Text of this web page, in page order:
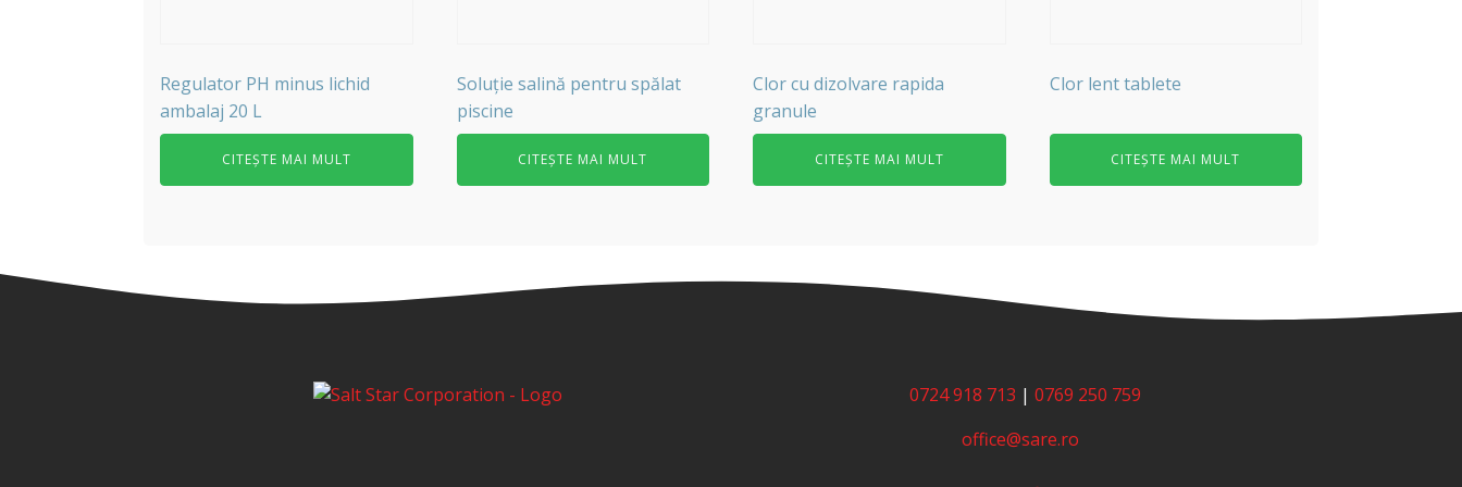
Regulator PH minus lichid
ambalaj 20 L
CITEȘTE MAI MULT
Soluție salină pentru spălat
piscine
CITEȘTE MAI MULT
Clor cu dizolvare rapida
granule
CITEȘTE MAI MULT
Clor lent tablete
CITEȘTE MAI MULT
0724 918 713 | 0769 250 759
office@sare.ro